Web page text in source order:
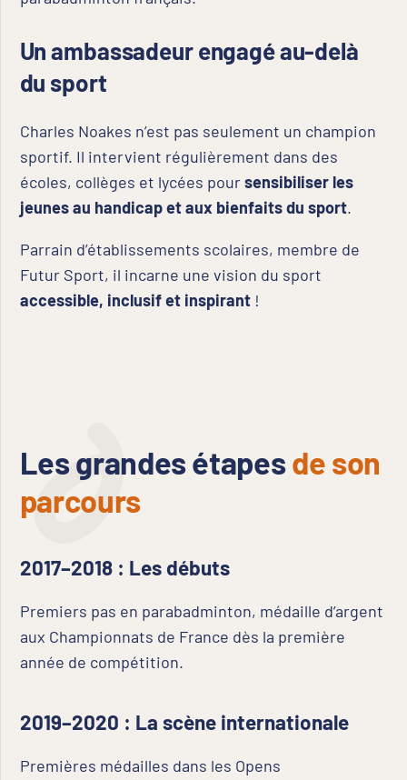
Un ambassadeur engagé au-delà
du sport
Charles Noakes n’est pas seulement un champion
sportif. Il intervient régulièrement dans des
écoles, collèges et lycées poursensibiliser les
jeunes au handicap et aux bienfaits du sport.
Parrain d’établissements scolaires, membre de
Futur Sport, il incarne une vision du sport
accessible, inclusif et inspirant!
Les grandes étapesde son
parcours
2017–2018 : Les débuts
Premiers pas en parabadminton, médaille d’argent
aux Championnats de France dès la première
année de compétition.
2019–2020 : La scène internationale
Premières médailles dans les Opens